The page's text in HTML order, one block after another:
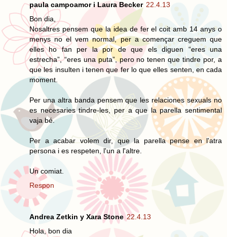
paula campoamor i Laura Becker 22.4.13
Bon dia,
Nosaltres pensem que la idea de fer el coit amb 14 anys o
menys no el vem normal, per a començar creguem que
elles ho fan per la por de que els diguen “eres una
estrecha”, “eres una puta”, pero no tenen que tindre por, a
que les insulten i tenen que fer lo que elles senten, en cada
moment.
Per una altra banda pensem que les relaciones sexuals no
es necesaries tindre-les, per a que la parella sentimental
vaja bé.
Per a acabar volem dir, que la parella pense en l'atra
persona i es respeten, l'un a l'altre.
Un comiat.
Respon
Andrea Zetkin y Xara Stone 22.4.13
Hola, bon dia